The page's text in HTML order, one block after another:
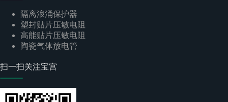
隔离浪涌保护器
塑封贴片压敏电阻
高能贴片压敏电阻
陶瓷气体放电管
扫一扫关注宝宫